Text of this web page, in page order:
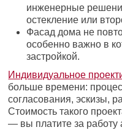
инженерные
остекление или
Фасад дома не
особенно важно в
застройкой.
Индивидуальное
больше времени:
согласования, эскизы,
Стоимость такого
— вы платите за работу